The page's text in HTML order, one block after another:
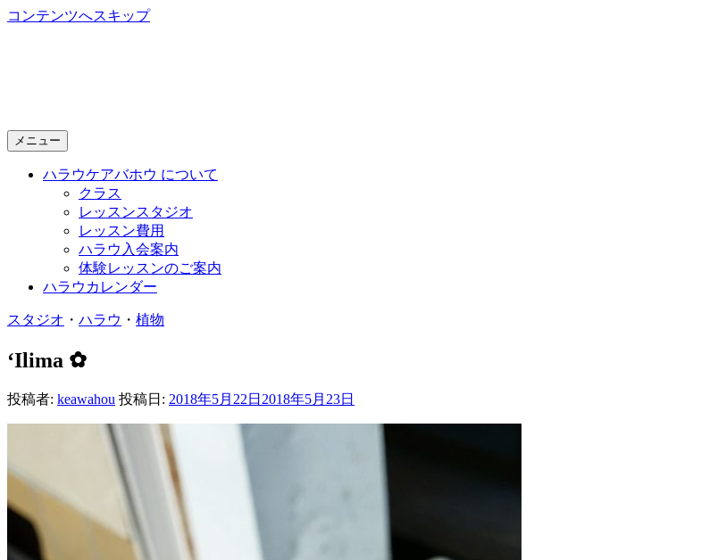
コンテンツへスキップ
メニュー
ハラウケアバホウ について
クラス
レッスンスタジオ
レッスン費用
ハラウ入会案内
体験レッスンのご案内
ハラウカレンダー
スタジオ ・ ハラウ ・ 植物
‘Ilima ✿
投稿者: keawahou 投稿日: 2018年5月22日 2018年5月23日